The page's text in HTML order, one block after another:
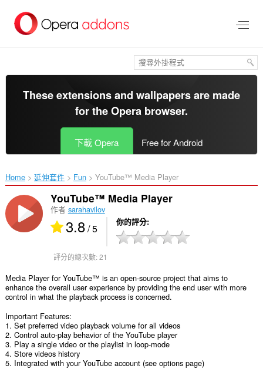
區
These extensions and wallpapers are made
for theOpera browser.
下載 Opera Free for Android
Home 延伸套件 Fun YouTube™ Media Player‎
YouTube™ Media Player
作者 sarahavilov
3.8/ 5 你的評分
評分的總次數:21
Media Player for YouTube™ is an open-source project that aims to
enhance the overall user experience by providing the end user with more
control in what the playback process is concerned.
Important Features:
1. Set preferred video playback volume for all videos
2. Control auto-play behavior of the YouTube player
3. Play a single video or the playlist in loop-mode
4. Store videos history
5. Integrated with your YouTube account (see options page)